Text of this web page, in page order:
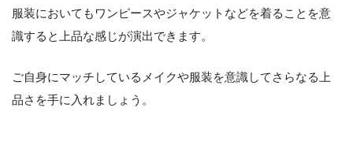
服装においてもワンピースやジャケットなどを着ることを意
識すると上品な感じが演出できます。
ご自身にマッチしているメイクや服装を意識してさらなる上
品さを手に入れましょう。